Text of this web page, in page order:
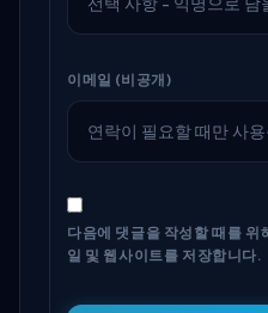
이메일 (비공개)
다음에 댓글을 작성할 때를 위
일 및 웹사이트를 저장합니다.